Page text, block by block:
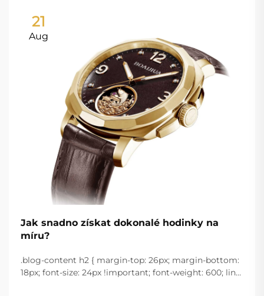
21
Aug
Jak snadno získat dokonalé hodinky na
míru?
.blog-content h2 { margin-top: 26px; margin-bottom:
18px; font-size: 24px !important; font-weight: 600; line-